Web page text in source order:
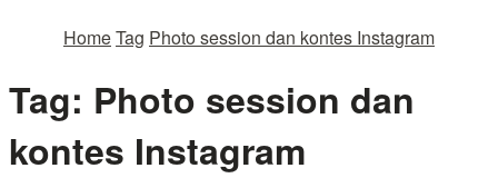
HomeTag Photo session dan kontes Instagram
Tag: Photo session dan
kontes Instagram